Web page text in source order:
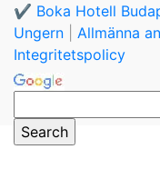
✔️ Boka Hotell
Ungern
Allmänna
Integritetspolicy